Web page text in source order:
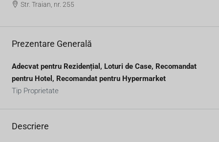
Str. Traian, nr. 255
Prezentare Generală
Adecvat pentru Rezidențial, Loturi de Case, Recomandat
pentru Hotel, Recomandat pentru Hypermarket
Tip Proprietate
Descriere